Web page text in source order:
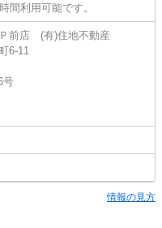
間利用可能です。
前店 (有)住地不動産
6-11
号
情報の見方